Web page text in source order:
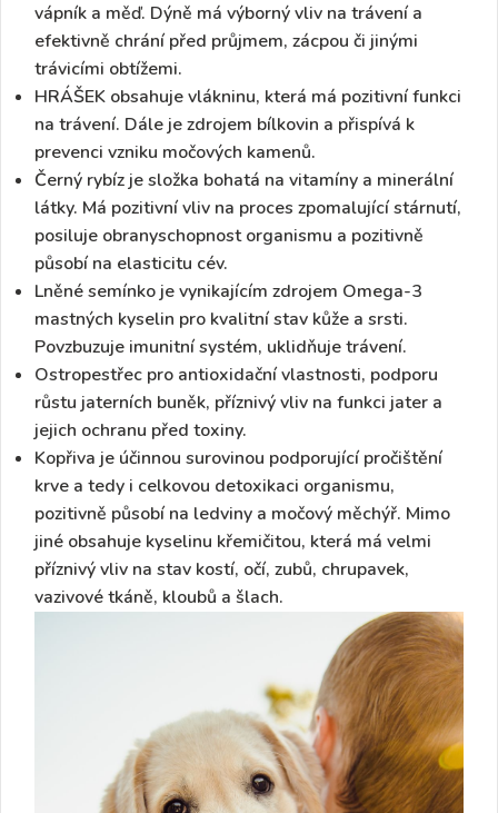
vápník a měď. Dýně má výborný vliv na trávenía
efektivně chrání před průjmem, zácpou či jinými
trávicími obtížemi.
HRÁŠEK obsahujevlákninu, která má pozitivní funkci
na trávení. Dále je zdrojem bílkovin a přispívá k
prevenci vzniku močových kamenů.
Černý rybíz je složka bohatá na vitamíny a minerální
látky. Má pozitivní vliv na proces zpomalující stárnutí,
posiluje obranyschopnost organismu a pozitivně
působí na elasticitu cév.
Lněné semínko je vynikajícím zdrojem Omega-3
mastných kyselin pro kvalitní stav kůže a srsti.
Povzbuzuje imunitní systém, uklidňuje trávení.
Ostropestřec pro antioxidační vlastnosti, podporu
růstu jaterních buněk, příznivývliv na funkci jater a
jejich ochranu před toxiny.
Kopřiva je účinnou surovinou podporující pročištění
krve a tedy i celkovou detoxikaci organismu,
pozitivně působí na ledviny a močový měchýř. Mimo
jiné obsahuje kyselinu křemičitou, která má velmi
příznivý vliv na stav kostí, očí, zubů, chrupavek,
vazivové tkáně, kloubů a šlach.